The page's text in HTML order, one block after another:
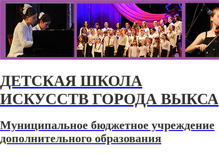
ДЕТСКАЯ ШКОЛА
ИСКУССТВ ГОРОДА ВЫКСА
Муниципальное бюджетное учреждение
дополнительного образования